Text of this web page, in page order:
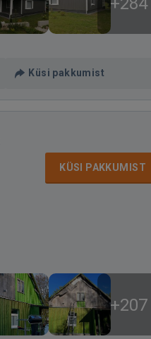
Küsi pakkumist
KÜSI PAKKUMIST
+207